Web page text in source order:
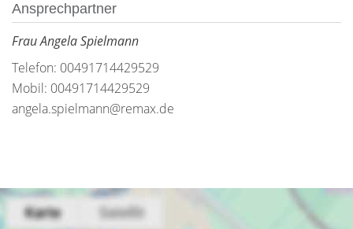
Ansprechpartner
Frau Angela Spielmann
Telefon: 00491714429529
Mobil: 00491714429529
angela.spielmann@remax.de